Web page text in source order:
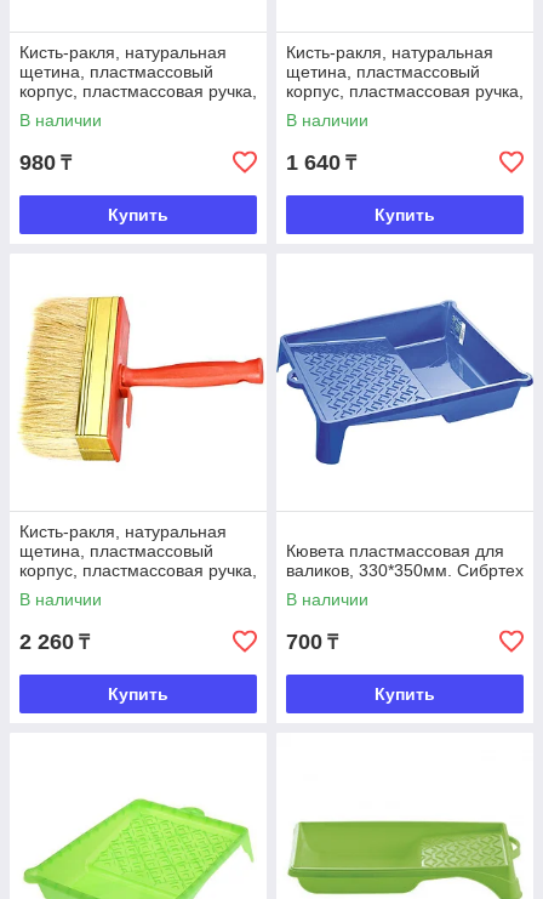
Кисть-ракля, натуральная
щетина, пластмассовый
корпус, пластмассовая ручка,
30*120мм. Sparta
В наличии
980 ₸
Купить
Кисть-ракля, натуральная
щетина, пластмассовый
корпус, пластмассовая ручка,
50*150мм. Sparta
В наличии
1 640 ₸
Купить
Кисть-ракля, натуральная
щетина, пластмассовый
корпус, пластмассовая ручка,
75*170мм. Sparta
В наличии
2 260 ₸
Купить
Кювета пластмассовая для
валиков, 330*350мм. Сибртех
В наличии
700 ₸
Купить